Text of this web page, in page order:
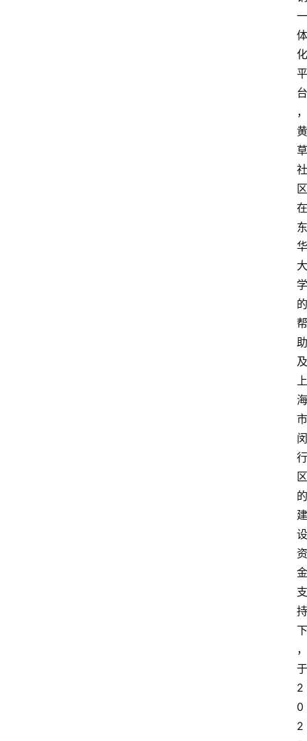
一
体
化
平
台
，
黄
草
社
区
在
东
华
大
学
的
帮
助
及
上
海
市
闵
行
区
的
建
设
资
金
支
持
下
，
于
2
0
2